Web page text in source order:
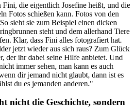
die eigentlich Josefine heißt, und die
Fotos schießen kann. Fotos von den
sieht sie zum Beispiel einen dicken
steht und dem allerhand Tiere
Klar, dass Fini alles fotografiert hat.
jetzt wieder aus sich raus? Zum Glück
der ihr dabei seine Hilfe anbietet. Und
immer sehen, man kann es auch
dir jemand nicht glaubt, dann ist es
du es jemanden anderen."
nicht die Geschichte, sondern